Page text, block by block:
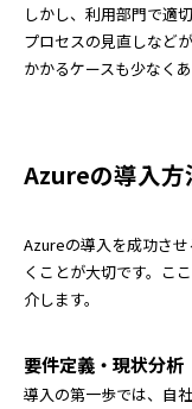
しかし、利用部門で適
プロセスの見直しなど
かかるケースも少なくあ
Azureの導入方
Azureの導入を成功さ
くことが大切です。こ
介します。
要件定義・現状分析
導入の第一歩では、自